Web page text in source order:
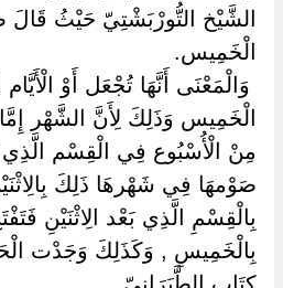
الشَّيْخ التُّورْبَشْتِيّ حَيْثُ قَالَ
الْخَمِيس.
‏وَالْمَعْنَى أَنَّهَا تُجْعَل أَوْ الْأَيَّام
الْخَمِيس وَذَلِكَ لِأَنَّ الشَّهْر
مِنْ الْأُسْبُوع فِي الْقِسْم
صَوْمهَا فِي شَهْرهَا ذَلِكَ
بِالْقِسْمِ الَّذِي بَعْد الِاثْنَيْنِ
بِالْخَمِيسِ , وَكَذَلِكَ وَجَدْت